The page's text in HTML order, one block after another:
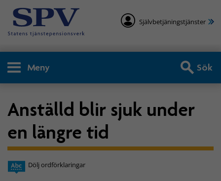
Självbetjäningstjänster
Meny Sök
Anställd blir sjuk under
en längre tid
Dölj ordförklaringar